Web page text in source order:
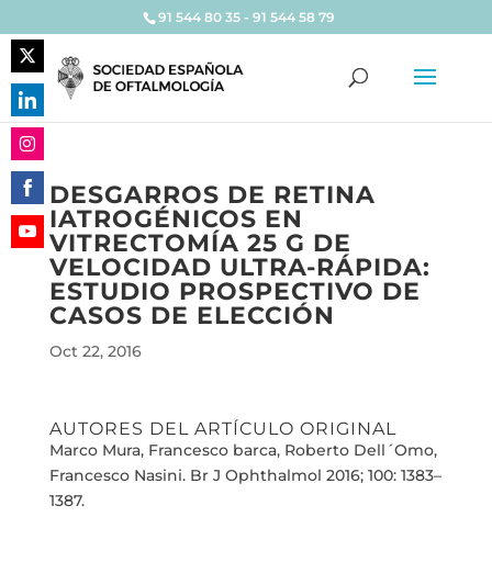
91 544 80 35 - 91 544 58 79
DESGARROS DE RETINA
IATROGÉNICOS EN
VITRECTOMÍA 25 G DE
VELOCIDAD ULTRA-RÁPIDA:
ESTUDIO PROSPECTIVO DE
CASOS DE ELECCIÓN
Oct 22, 2016
AUTORES DEL ARTÍCULO ORIGINAL
Marco Mura, Francesco barca, Roberto Dell´Omo,
Francesco Nasini. Br J Ophthalmol 2016; 100: 1383–
1387.
Share
on
Twitter
Share
on
LinkedIn
Share
on
Instagram
Share
on
Facebook
Share
YouTube